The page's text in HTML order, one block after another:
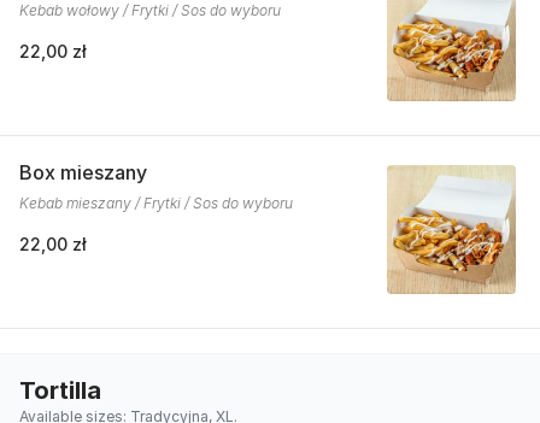
Kebab wołowy / Frytki / Sos do wyboru
22,00 zł
Box mieszany
Kebab mieszany / Frytki / Sos do wyboru
22,00 zł
Tortilla
Available sizes: Tradycyjna, XL.